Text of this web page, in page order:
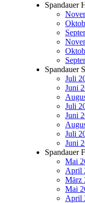
Spandauer
Spandauer
Juli
Juni
Juli
Juni
Juli
Juni
Spandauer
Mai
April
März
Mai
April